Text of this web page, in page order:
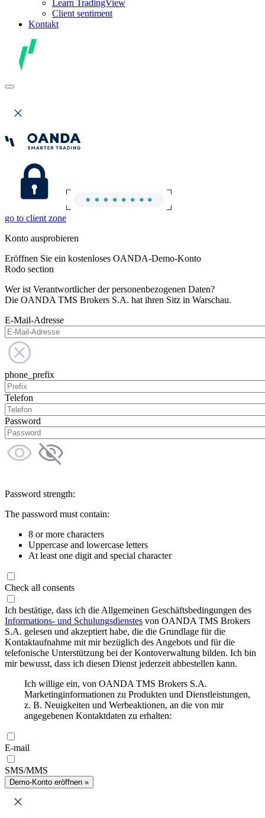
Learn TradingView
Client sentiment
Kontakt
go to client zone
Konto ausprobieren
Eröffnen Sie ein kostenloses OANDA-Demo-Konto
Rodo section
Wer ist Verantwortlicher der personenbezogenen Daten?
Die OANDA TMS Brokers S.A. hat ihren Sitz in Warschau.
E-Mail-Adresse
phone_prefix
Telefon
Password
Password strength:
The password must contain:
8 or more characters
Uppercase and lowercase letters
At least one digit and special character
Check all consents
Ich bestätige, dass ich die Allgemeinen Geschäftsbedingungen des
Informations- und Schulungsdienstes von OANDA TMS Brokers
S.A. gelesen und akzeptiert habe, die die Grundlage für die
Kontaktaufnahme mit mir bezüglich des Angebots und für die
telefonische Unterstützung bei der Kontoverwaltung bilden. Ich bin
mir bewusst, dass ich diesen Dienst jederzeit abbestellen kann.
Ich willige ein, von OANDA TMS Brokers S.A.
Marketinginformationen zu Produkten und Dienstleistungen,
z. B. Neuigkeiten und Werbeaktionen, an die von mir
angegebenen Kontaktdaten zu erhalten:
E-mail
SMS/MMS
Demo-Konto eröffnen »